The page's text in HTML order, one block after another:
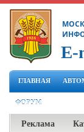
E-
ГЛАВНАЯ
ФОРУМ
Реклама